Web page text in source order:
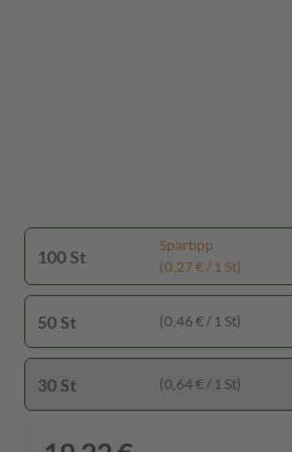
100 St
Spartipp
(0,27 € / 1 St)
50 St (0,46 € / 1 St)
30 St (0,64 € / 1 St)